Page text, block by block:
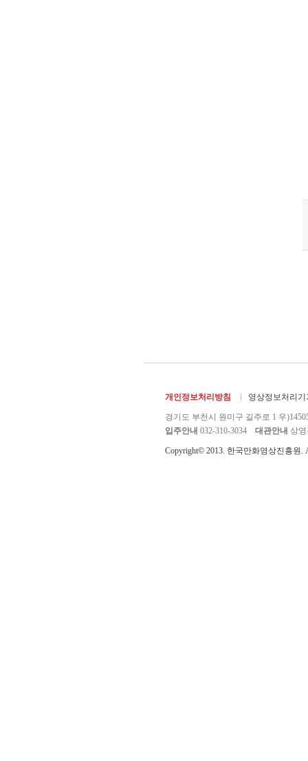
개인정보처리방침 영상정보처리기
경기도 부천시 원미구 길주로 1 우
입주안내 032-310-3034 대관안내 상영
Copyright© 2013. 한국만화영상진흥원.